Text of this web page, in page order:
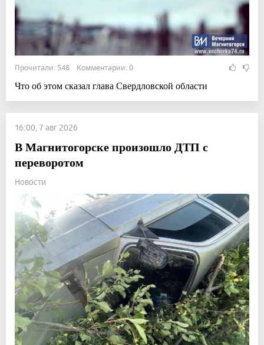
Прочитали: 548 Комментарии: 0
Что об этом сказал глава Свердловской области
16:00, 7 авг 2026
В Магнитогорске произошло ДТП с
переворотом
Новости